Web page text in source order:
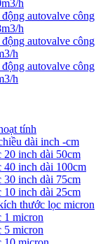
h
autovalve công
h
autovalve công
h
autovalve công
h
tính
dài inch -cm
20 inch dài 50cm
40 inch dài 100cm
30 inch dài 75cm
10 inch dài 25cm
thước lọc micron
1 micron
5 micron